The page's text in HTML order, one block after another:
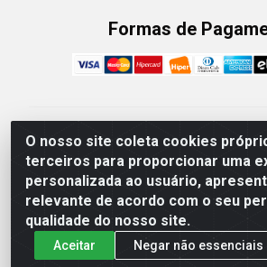
O nosso site coleta cookies
terceiros para proporcionar uma
personalizada ao usuário,
relevante de acordo com o seu
qualidade do nosso site.
Aceitar
Negar não essenciais
Formas de
Camaquã Distribuidora Ltda - Avenida
Hanquet, 1001 - Parque Residencial
Camaquã/RS - CEP 96.789-
07.061.124/0001-26